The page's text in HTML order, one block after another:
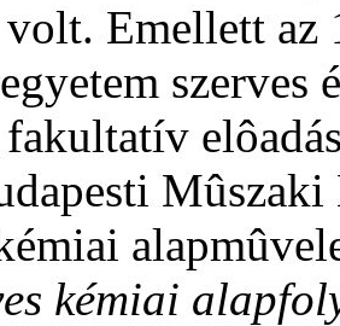
volt. Emellett az
szerves
fakultatív
kémiai